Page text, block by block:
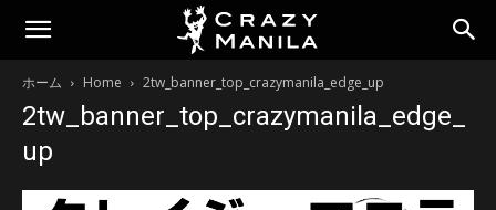
ホーム Home 2tw_banner_top_crazymanila_edge_up
2tw_banner_top_crazymanila_edge_
up